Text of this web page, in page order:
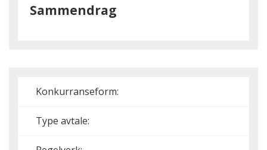
Sammendrag
Konkurranseform:
Type avtale: